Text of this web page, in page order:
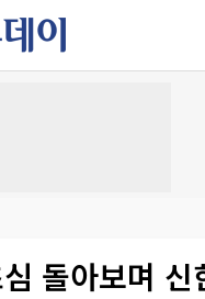
돌아보며 신